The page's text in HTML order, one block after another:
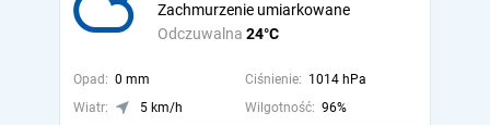
Odczuwalna 24°C
Zachmurzenie umiarkowane
Opad: 0 mm Ciśnienie: 1014 hPa
Wiatr:
5 km/h Wilgotność: 96%